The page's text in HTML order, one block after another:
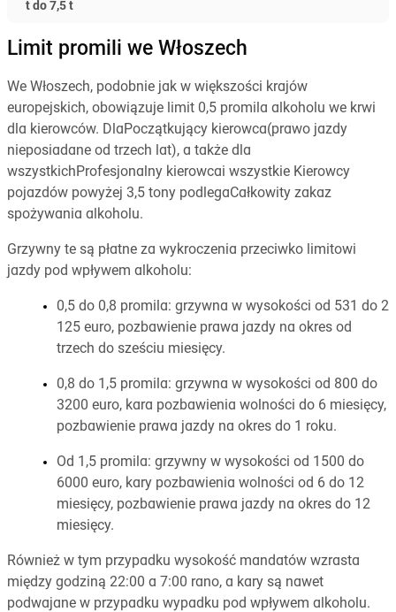
t do 7,5 t
Limit promili we Włoszech
We Włoszech, podobnie jak w większości krajów
europejskich, obowiązuje limit 0,5 promila alkoholu we krwi
dla kierowców. DlaPoczątkujący kierowca(prawo jazdy
nieposiadane od trzech lat), a także dla
wszystkichProfesjonalny kierowcai wszystkie Kierowcy
pojazdów powyżej 3,5 tony podlegaCałkowity zakaz
spożywania alkoholu.
Grzywny te są płatne za wykroczenia przeciwko limitowi
jazdy pod wpływem alkoholu:
0,5 do 0,8 promila: grzywna w wysokości od 531 do 2
125 euro, pozbawienie prawa jazdy na okres od
trzech do sześciu miesięcy.
0,8 do 1,5 promila: grzywna w wysokości od 800 do
3200 euro, kara pozbawienia wolności do 6 miesięcy,
pozbawienie prawa jazdy na okres do 1 roku.
Od 1,5 promila: grzywny w wysokości od 1500 do
6000 euro, kary pozbawienia wolności od 6 do 12
miesięcy, pozbawienie prawa jazdy na okres do 12
miesięcy.
Również w tym przypadku wysokość mandatów wzrasta
między godziną 22:00 a 7:00 rano, a kary są nawet
podwajane w przypadku wypadku pod wpływem alkoholu.